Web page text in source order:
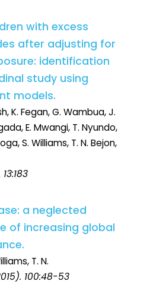
with excess
after adjusting for
identification
study using
models.
K. Fegan, G. Wambua, J.
E. Mwangi, T. Nyundo,
S. Williams, T. N. Bejon,
a neglected
of increasing global
T. N.
100:48-53